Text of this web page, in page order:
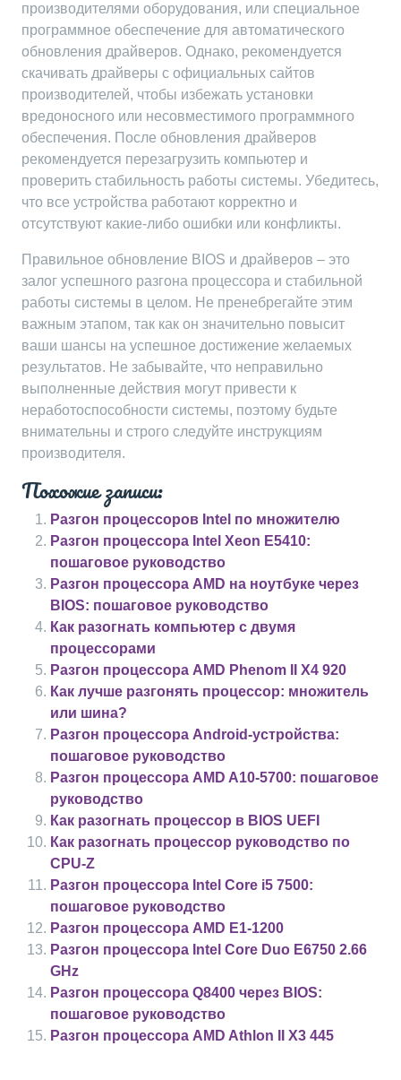
производителями оборудования, или специальное
программное обеспечение для автоматического
обновления драйверов. Однако, рекомендуется
скачивать драйверы с официальных сайтов
производителей, чтобы избежать установки
вредоносного или несовместимого программного
обеспечения. После обновления драйверов
рекомендуется перезагрузить компьютер и
проверить стабильность работы системы. Убедитесь,
что все устройства работают корректно и
отсутствуют какие-либо ошибки или конфликты.
Правильное обновление BIOS и драйверов – это
залог успешного разгона процессора и стабильной
работы системы в целом. Не пренебрегайте этим
важным этапом, так как он значительно повысит
ваши шансы на успешное достижение желаемых
результатов. Не забывайте, что неправильно
выполненные действия могут привести к
неработоспособности системы, поэтому будьте
внимательны и строго следуйте инструкциям
производителя.
Похожие записи:
Разгон процессоров Intel по множителю
Разгон процессора Intel Xeon E5410:
пошаговое руководство
Разгон процессора AMD на ноутбуке через
BIOS: пошаговое руководство
Как разогнать компьютер с двумя
процессорами
Разгон процессора AMD Phenom II X4 920
Как лучше разгонять процессор: множитель
или шина?
Разгон процессора Android-устройства:
пошаговое руководство
Разгон процессора AMD A10-5700: пошаговое
руководство
Как разогнать процессор в BIOS UEFI
Как разогнать процессор руководство по
CPU-Z
Разгон процессора Intel Core i5 7500:
пошаговое руководство
Разгон процессора AMD E1-1200
Разгон процессора Intel Core Duo E6750 2.66
GHz
Разгон процессора Q8400 через BIOS:
пошаговое руководство
Разгон процессора AMD Athlon II X3 445